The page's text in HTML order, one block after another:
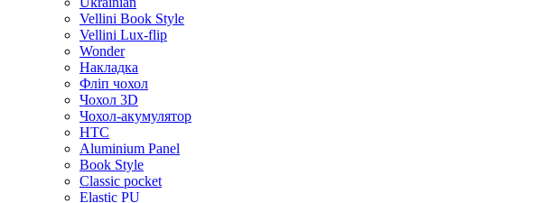
Vellini Book Style
Vellini Lux-flip
Wonder
Накладка
Фліп чохол
Чохол 3D
Чохол-акумулятор
HTC
Aluminium Panel
Book Style
Classic pocket
Elastic PU